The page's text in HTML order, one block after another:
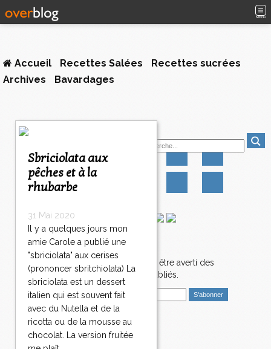
MENU
Accueil Recettes Salées
Recettes sucrées
Archives
Bavardages
Sbriciolata aux
pêches et à la
rhubarbe
31 Mai 2020
Il y a quelques jours mon
amie Carole a publié une
"sbriciolata" aux cerises
(prononcer sbritchiolata) La
sbriciolata est un dessert
italien qui est souvent fait
avec du Nutella et de la
ricotta ou de la mousse au
chocolat. La version fruitée
Newsletter
Abonnez-vous pour être averti des
nouveaux articles publiés.
E
m
2